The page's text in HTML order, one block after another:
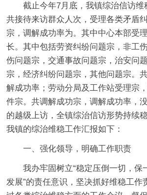
截止今年7月底，我镇综治信访维
共接待来访群众人次，受理各类矛盾
宗，调解成功率为。其中中心本部受
长。其中包括劳资纠纷问题宗，非工
伤问题宗，交通事故问题宗，治安问
宗，经济纠纷问题宗，其他问题宗。
解成功率；劳动分局及工作站受理宗
件宗。共调解成功宗，调解成功率，
的越级上访，全镇综治信访形势持续
我镇的综治维稳工作汇报如下：
一、强化领导，明确工作职责
我办牢固树立“稳定压倒一切，保
发展”的责任意识，坚决抓好维稳工作